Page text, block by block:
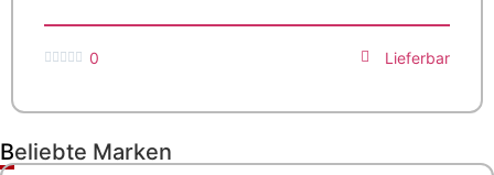
0
     Lieferbar
Beliebte Marken